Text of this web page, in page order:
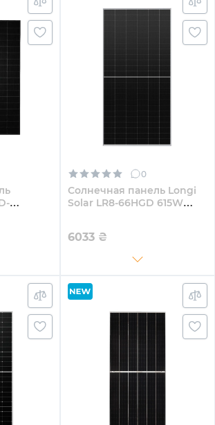
0
Солнечная панель Longi
Solar LR8-66HGD 615W
6033 ₴